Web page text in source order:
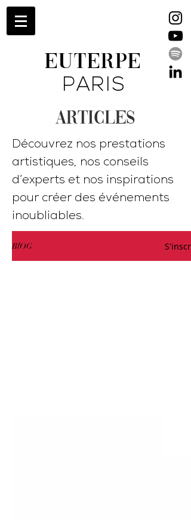
EUTERPE
PARIS
ARTICLES
Découvrez nos prestations
artistiques, nos conseils
d’experts et nos inspirations
pour créer des événements
inoubliables.
BlOG